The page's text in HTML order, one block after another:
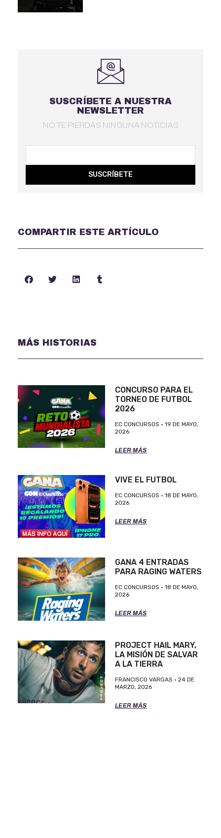
SUSCRÍBETE A NUESTRA
NEWSLETTER
NO TE PIERDAS NINGUNA NOTICIAS
SUSCRÍBETE
COMPARTIR ESTE ARTÍCULO
MÁS HISTORIAS
CONCURSO PARA EL
TORNEO DE FUTBOL
2026
EC CONCURSOS
19 DE MAYO,
2026
LEER MÁS
VIVE EL FUTBOL
EC CONCURSOS
18 DE MAYO,
2026
LEER MÁS
GANA 4 ENTRADAS
PARA RAGING WATERS
EC CONCURSOS
18 DE MAYO,
2026
LEER MÁS
PROJECT HAIL MARY,
LA MISIÓN DE SALVAR
A LA TIERRA
FRANCISCO VARGAS
24 DE
MARZO, 2026
LEER MÁS